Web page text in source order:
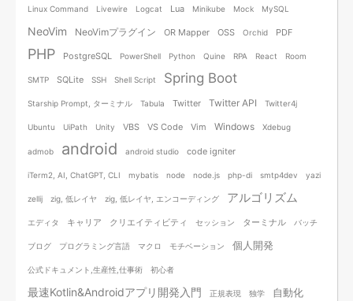
Linux Command Livewire Logcat Lua Minikube Mock MySQL
NeoVim NeoVimプラグイン OR Mapper OSS Orchid PDF
PHP PostgreSQL PowerShell Python Quine RPA React Room
SMTP SQLite SSH Shell Script Spring Boot
Starship Prompt, ターミナル Tabula Twitter Twitter API Twitter4j
Ubuntu UiPath Unity VBS VS Code Vim Windows Xdebug
admob android android studio code igniter
iTerm2, AI, ChatGPT, CLI mybatis node node.js php-di smtp4dev yazi
zellij zig, 低レイヤ zig, 低レイヤ, エンコーディング アルゴリズム
エディタ キャリア クリエイティビティ セッション ターミナル バッチ
ブログ プログラミング言語 マクロ モチベーション 個人開発
公式ドキュメント,生産性,仕事術 初心者
最速Kotlin&Androidアプリ開発入門 正規表現 独学 自動化